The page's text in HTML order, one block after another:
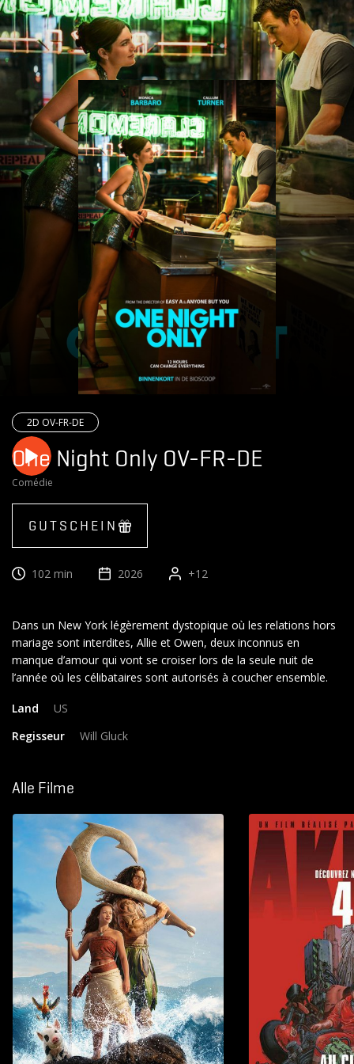
CINE DIKRICH
2D OV-FR-DE
One Night Only OV-FR-DE
Comédie
GUTSCHEIN
102 min 2026 +12
Dans un New York légèrement dystopique où les relations hors
mariage sont interdites, Allie et Owen, deux inconnus en
manque d’amour qui vont se croiser lors de la seule nuit de
Land
US
Regisseur
Will Gluck
Alle Filme